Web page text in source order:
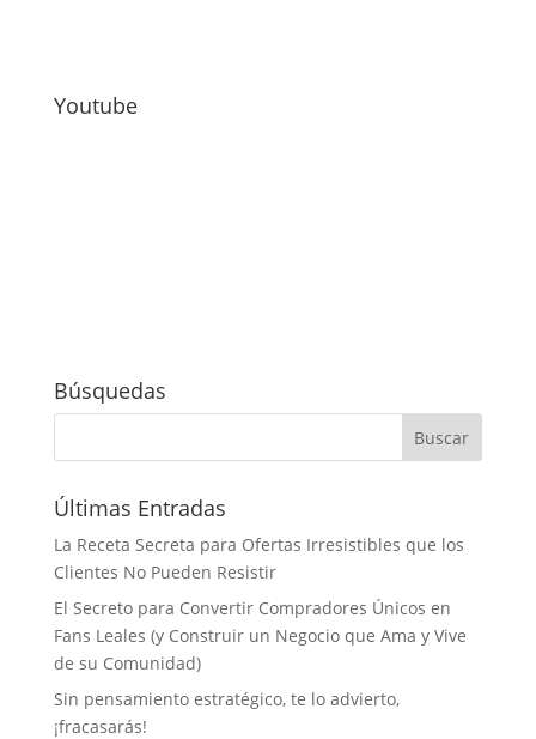
Youtube
Búsquedas
Últimas Entradas
La Receta Secreta para Ofertas Irresistibles que los
Clientes No Pueden Resistir
El Secreto para Convertir Compradores Únicos en
Fans Leales (y Construir un Negocio que Ama y Vive
de su Comunidad)
Sin pensamiento estratégico, te lo advierto,
¡fracasarás!